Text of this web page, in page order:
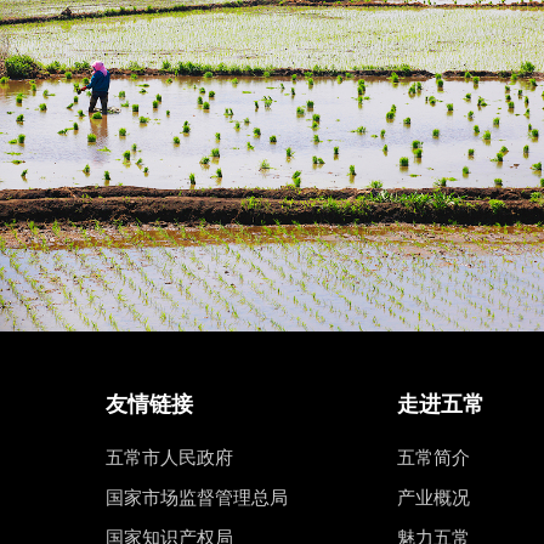
友情链接
五常市人民政府
国家市场监督管理总局
国家知识产权局
走进五常
五常简介
产业概况
魅力五常